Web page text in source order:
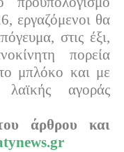
εργαζόμενοι θα
στις έξι,
πορεία
μπλόκο και με
αγοράς
άρθρου και